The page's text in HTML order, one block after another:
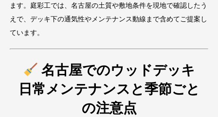
ます。庭彩工では、名古屋の土質や敷地条件を現地で確認したう
えで、デッキ下の通気性やメンテナンス動線まで含めてご提案し
ています。
名古屋でのウッドデッキ
日常メンテナンスと季節ごと
の注意点